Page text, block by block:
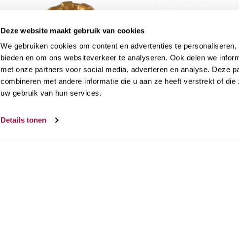
Deze website maakt gebruik van cookies
We gebruiken cookies om content en advertenties te
bieden en om ons websiteverkeer te analyseren. Ook delen we
met onze partners voor social media, adverteren en analyse. Deze
combineren met andere informatie die u aan ze heeft verstrekt of
uw gebruik van hun services.
Details tonen
out stock